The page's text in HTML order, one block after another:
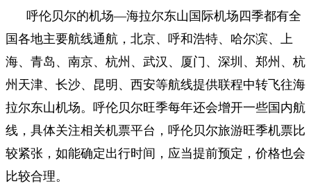
呼伦贝尔的机场—海拉尔东山国际机场四季都有全
国各地主要航线通航， 北京、呼和浩特、哈尔滨、上
海、青岛、南京、杭州、武汉、厦门、深圳、郑州、杭
州天津、长沙、昆明、西安等航线提供联程中转飞往海
拉尔东山机场。 呼伦贝尔旺季每年还会增开一些国内航
线，具体关注相关机票平台，呼伦贝尔旅游旺季机票比
较紧张，如能确定出行时间，应当提前预定，价格也会
比较合理。